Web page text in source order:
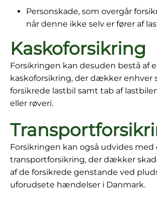
Personskade, som overgår
når denne ikke selv er fører af
Kaskoforsikring
Forsikringen kan desuden bestå af
kaskoforsikring, der dækker enhver
forsikrede lastbil samt tab af
eller røveri.
Forsikringen kan også udvides med
transportforsikring, der dækker
af de forsikrede genstande ved
uforudsete hændelser i Danmark.